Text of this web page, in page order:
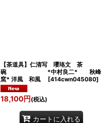
【茶道具】仁清写 瓔珞文 茶
碗 *中村良二* 秋峰
窯* 洋風 和風
[414cwn045080]
18,100円 (税込)
カートに入れる